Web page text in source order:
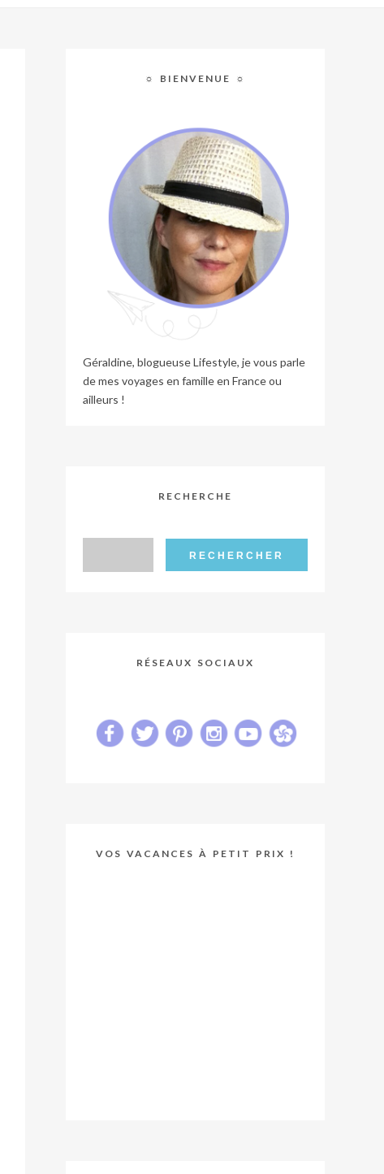
☼ BIENVENUE ☼
Géraldine, blogueuse Lifestyle, je vous parle
de mes voyages en famille en France ou
ailleurs !
RECHERCHE
RÉSEAUX SOCIAUX
VOS VACANCES À PETIT PRIX !